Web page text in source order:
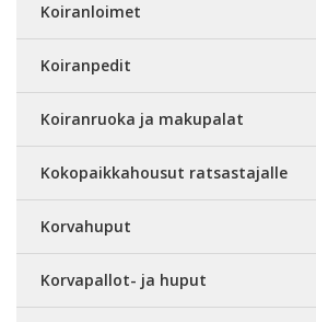
Koiranloimet
Koiranpedit
Koiranruoka ja makupalat
Kokopaikkahousut ratsastajalle
Korvahuput
Korvapallot- ja huput